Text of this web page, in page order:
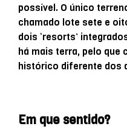
possível. O único
chamado lote sete e
dois ‘resorts’
há mais terra, pelo que
histórico diferente dos
Em que sentido?